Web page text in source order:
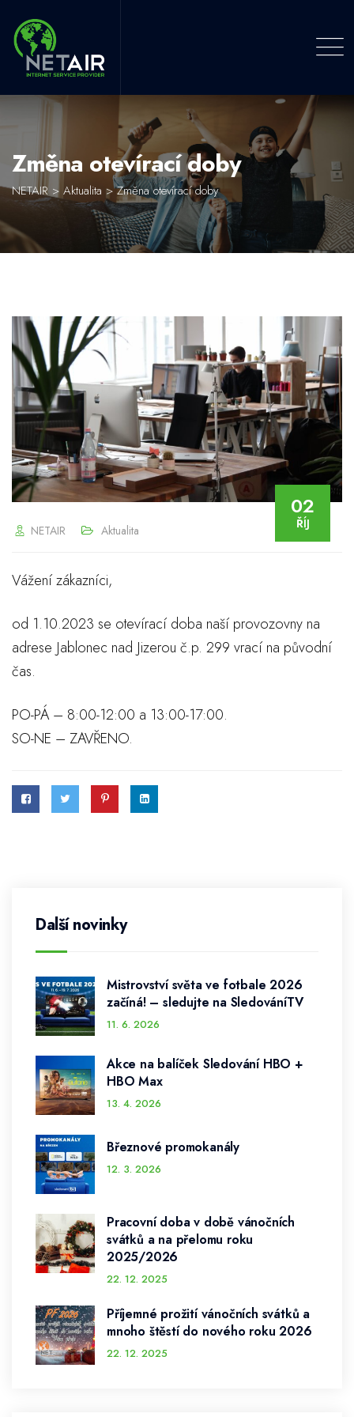
content
Změna otevírací doby
NETAIR > Aktualita >Změna otevírací doby
02
ŘÍJ
NETAIR Aktualita
Vážení zákazníci,
od 1.10.2023 se otevírací doba naší provozovny na
adrese Jablonec nad Jizerou č.p. 299 vrací na původní
čas.
PO-PÁ – 8:00-12:00 a 13:00-17:00.
SO-NE – ZAVŘENO.
Další novinky
Mistrovství světa ve fotbale 2026
začíná! – sledujte na SledováníTV
11. 6. 2026
Akce na balíček Sledování HBO +
HBO Max
13. 4. 2026
Březnové promokanály
12. 3. 2026
Pracovní doba v době vánočních
svátků a na přelomu roku
2025/2026
22. 12. 2025
Příjemné prožití vánočních svátků a
mnoho štěstí do nového roku 2026
22. 12. 2025